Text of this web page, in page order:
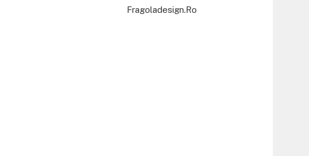
Fragoladesign.ro